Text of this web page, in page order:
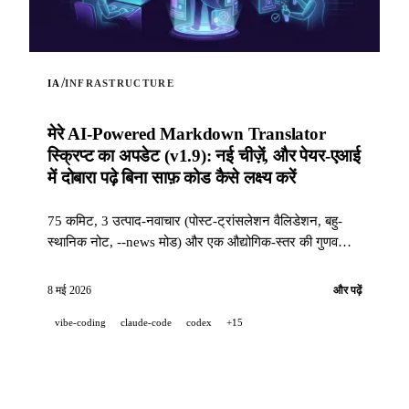
IA /INFRASTRUCTURE
मेरे AI-Powered Markdown Translator
स्क्रिप्ट का अपडेट (v1.9): नई चीज़ें, और पेयर-एआई
में दोबारा पढ़े बिना साफ़ कोड कैसे लक्ष्य करें
75 कमिट, 3 उत्पाद-नवाचार (पोस्ट-ट्रांसलेशन वैलिडेशन, बहु-
स्थानिक नोट, --news मोड) और एक औद्योगिक-स्तर की गुणवत्ता
जब कोई प्रोजेक्ट 100 % पेयर-एआई में विकसित हो तो भी साफ़
8 मई 2026 और पढ़ें
vibe-coding claude-code codex +15